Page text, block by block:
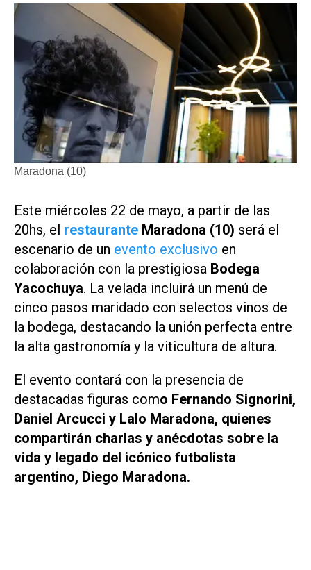
Maradona (10)
Este miércoles 22 de mayo, a partir de las
20hs, el restaurante Maradona (10) será el
escenario de un evento exclusivo en
colaboración con la prestigiosa Bodega
Yacochuya. La velada incluirá un menú de
cinco pasos maridado con selectos vinos de
la bodega, destacando la unión perfecta entre
la alta gastronomía y la viticultura de altura.
El evento contará con la presencia de
destacadas figuras como Fernando Signorini,
Daniel Arcucci y Lalo Maradona, quienes
compartirán charlas y anécdotas sobre la
vida y legado del icónico futbolista
argentino, Diego Maradona.